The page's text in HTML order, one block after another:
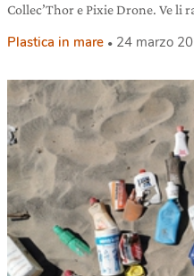
Collec’Thor e Pixie Drone. Ve li
Plastica in mare 24 marzo